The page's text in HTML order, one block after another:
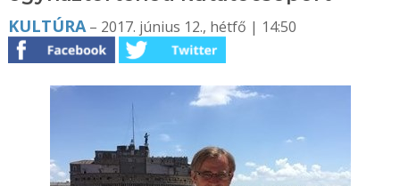
KULTÚRA– 2017. június 12., hétfő | 14:50